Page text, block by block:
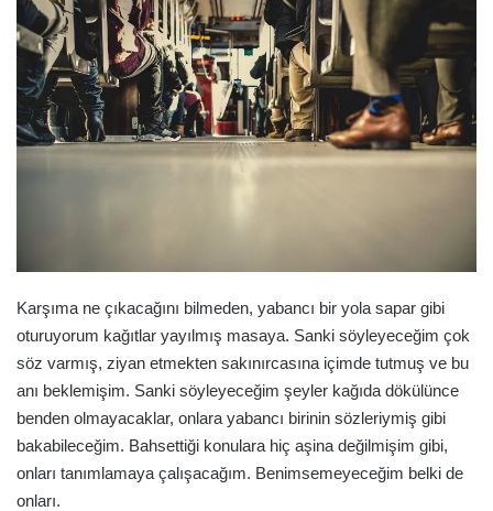
posta
göndermek
Karşıma ne çıkacağını bilmeden, yabancı bir yola sapar gibi
oturuyorum kağıtlar yayılmış masaya. Sanki söyleyeceğim çok
söz varmış, ziyan etmekten sakınırcasına içimde tutmuş ve bu
anı beklemişim. Sanki söyleyeceğim şeyler kağıda dökülünce
benden olmayacaklar, onlara yabancı birinin sözleriymiş gibi
bakabileceğim. Bahsettiği konulara hiç aşina değilmişim gibi,
onları tanımlamaya çalışacağım. Benimsemeyeceğim belki de
onları.